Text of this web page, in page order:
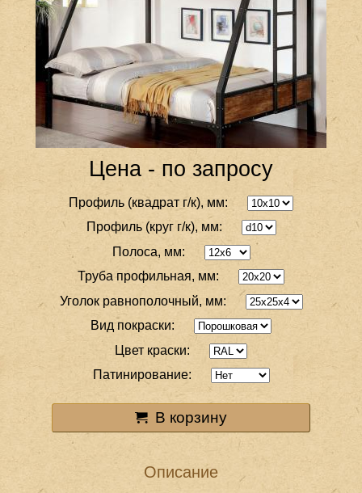
Цена - по запросу
Профиль (квадрат г/к), мм:
Профиль (круг г/к), мм:
Полоса, мм:
Труба профильная, мм:
Уголок равнополочный, мм:
Вид покраски:
Цвет краски:
Патинирование:
В корзину
Описание